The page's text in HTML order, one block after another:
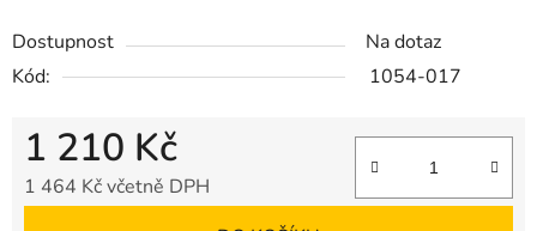
Dostupnost
Na dotaz
Kód:
1054-017
1 210 Kč
1 464 Kč včetně DPH